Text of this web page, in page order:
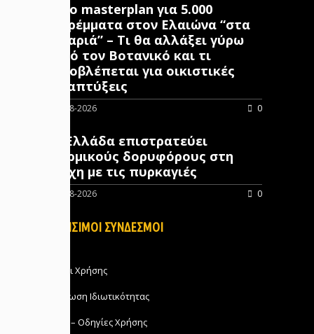
Νέο masterplan για 5.000
στρέμματα στον Ελαιώνα “στα
σκαριά” – Τι θα αλλάξει γύρω
από τον Βοτανικό και τι
προβλέπεται για οικιστικές
αναπτύξεις
05-08-2026 0
Η Ελλάδα επιστρατεύει
θερμικούς δορυφόρους στη
μάχη με τις πυρκαγιές
05-08-2026 0
ΧΡΗΣΙΜΟΙ ΣΥΝΔΕΣΜΟΙ
Όροι Χρήσης
Δήλωση Ιδιωτικότητας
FAQ – Οδηγίες Χρήσης